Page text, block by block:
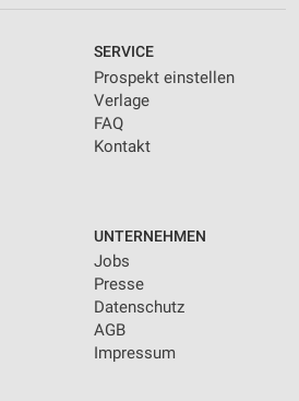
SERVICE
Prospekt einstellen
Verlage
FAQ
Kontakt
UNTERNEHMEN
Jobs
Presse
Datenschutz
AGB
Impressum